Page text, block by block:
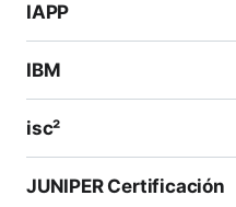
IAPP
IBM
isc²
JUNIPER Certificación